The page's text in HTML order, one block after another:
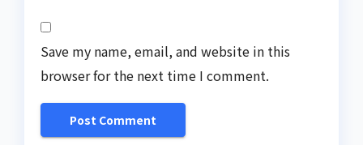
Save my name, email, and website in this
browser for the next time I comment.